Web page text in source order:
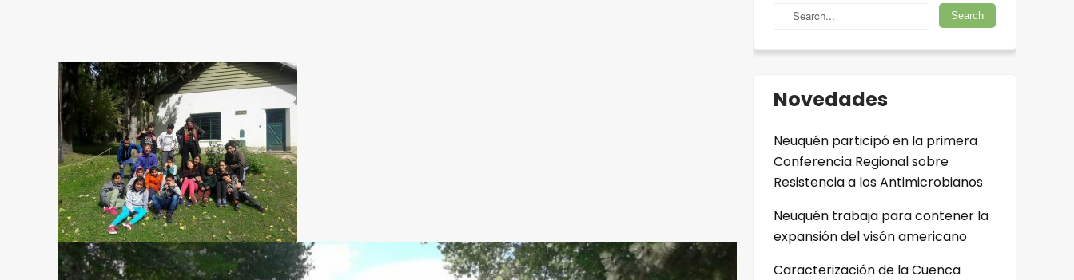
Novedades
Neuquén participó en la primera
Conferencia Regional sobre
Resistencia a los Antimicrobianos
Neuquén trabaja para contener la
expansión del visón americano
Caracterización de la Cuenca